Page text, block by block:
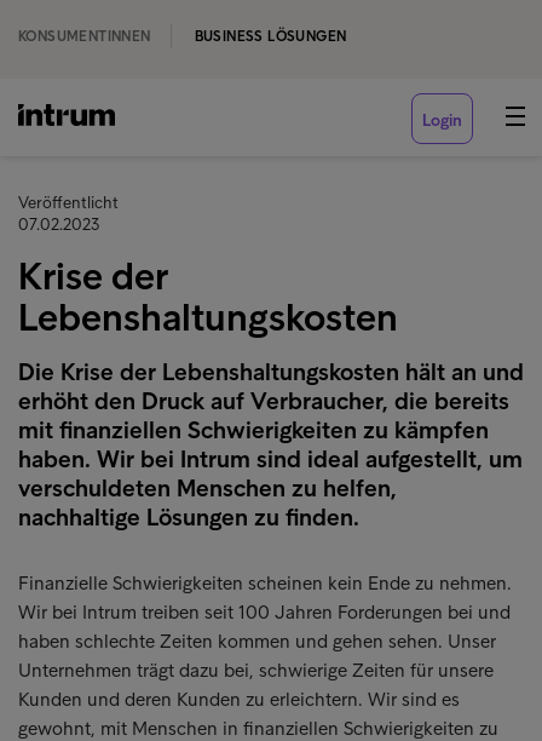
KONSUMENTINNEN BUSINESS LÖSUNGEN
Login
Veröffentlicht
07.02.2023
Krise der
Lebenshaltungskosten
Die Krise der Lebenshaltungskosten hält an und
erhöht den Druck auf Verbraucher, die bereits
mit finanziellen Schwierigkeiten zu kämpfen
haben. Wir bei Intrum sind ideal aufgestellt, um
verschuldeten Menschen zu helfen,
nachhaltige Lösungen zu finden.
Finanzielle Schwierigkeiten scheinen kein Ende zu nehmen.
Wir bei Intrum treiben seit 100 Jahren Forderungen bei und
haben schlechte Zeiten kommen und gehen sehen. Unser
Unternehmen trägt dazu bei, schwierige Zeiten für unsere
Kunden und deren Kunden zu erleichtern. Wir sind es
gewohnt, mit Menschen in finanziellen Schwierigkeiten zu